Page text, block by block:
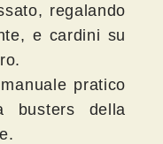
regalando
e cardini su
pratico
busters della